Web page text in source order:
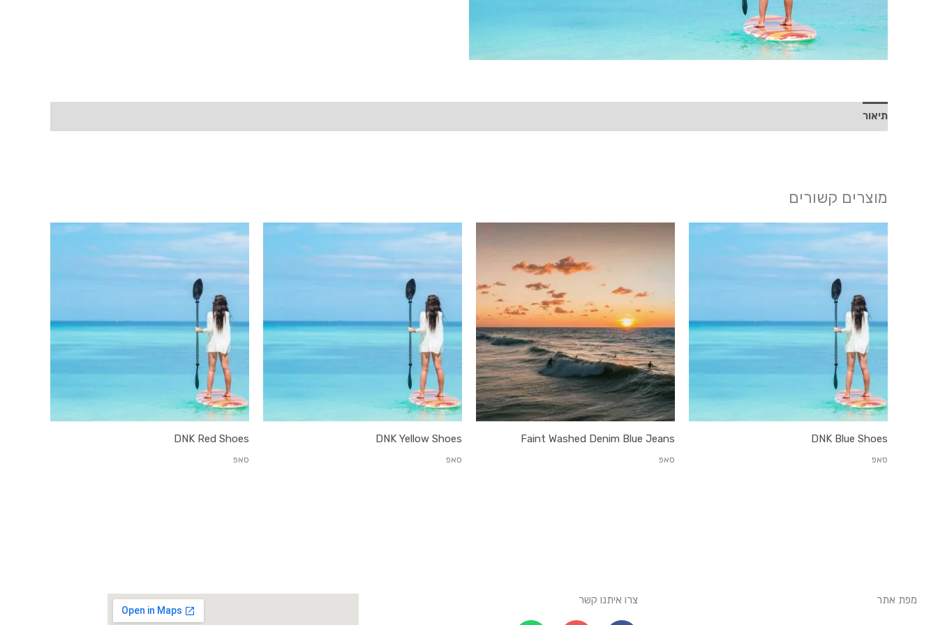
תיאור
מוצרים קשורים
DNK Blue Shoes
סאפ
Faint Washed Denim Blue Jeans
סאפ
DNK Yellow Shoes
סאפ
DNK Red Shoes
סאפ
מפת אתר צרו איתנו קשר